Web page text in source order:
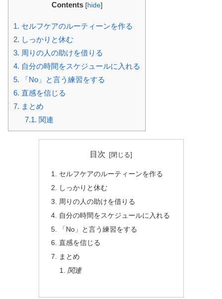
Contents [hide]
1. セルフケアのルーティーンを作る
2. しっかりと休む
3. 周りの人の助けを借りる
4. 自分の時間をスケジュールに入れる
5. 「No」と言う練習をする
6. 直感を信じる
7. まとめ
7.1. 関連
目次
セルフケアのルーティーンを作る
しっかりと休む
周りの人の助けを借りる
自分の時間をスケジュールに入れる
「No」と言う練習をする
直感を信じる
まとめ
関連